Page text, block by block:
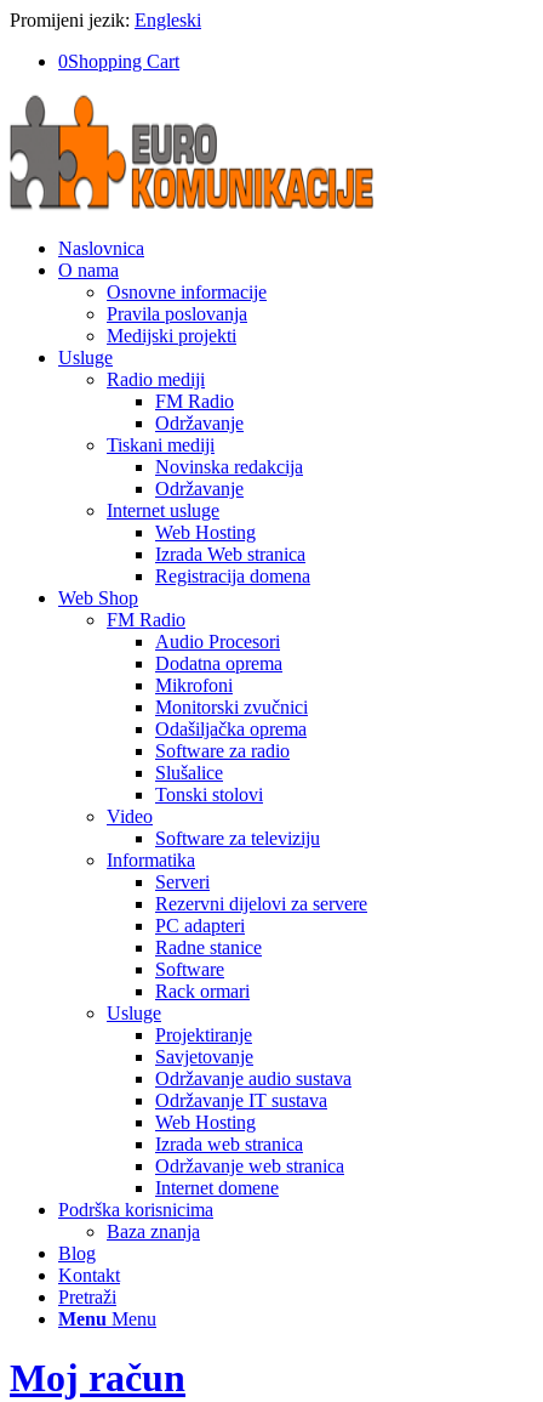
Promijeni jezik: Engleski
0Shopping Cart
Naslovnica
O nama
Osnovne informacije
Pravila poslovanja
Medijski projekti
Usluge
Radio mediji
FM Radio
Održavanje
Tiskani mediji
Novinska redakcija
Održavanje
Internet usluge
Web Hosting
Izrada Web stranica
Registracija domena
Web Shop
FM Radio
Audio Procesori
Dodatna oprema
Mikrofoni
Monitorski zvučnici
Odašiljačka oprema
Software za radio
Slušalice
Tonski stolovi
Video
Software za televiziju
Informatika
Serveri
Rezervni dijelovi za servere
PC adapteri
Radne stanice
Software
Rack ormari
Usluge
Projektiranje
Savjetovanje
Održavanje audio sustava
Održavanje IT sustava
Web Hosting
Izrada web stranica
Održavanje web stranica
Internet domene
Podrška korisnicima
Baza znanja
Blog
Kontakt
Pretraži
Menu Menu
Moj račun